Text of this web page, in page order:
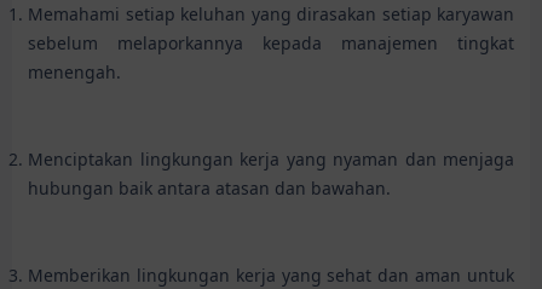
Memahami setiap keluhan yang dirasakan setiap karyawan
sebelum melaporkannya kepada manajemen tingkat
menengah.
Menciptakan lingkungan kerja yang nyaman dan menjaga
hubungan baik antara atasan dan bawahan.
Memberikan lingkungan kerja yang sehat dan aman untuk